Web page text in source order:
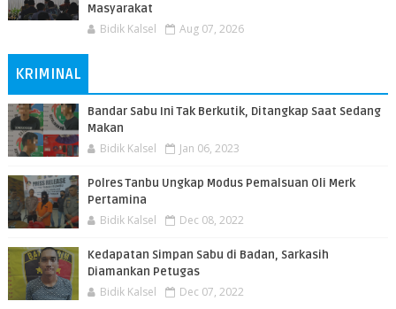
Masyarakat
Bidik Kalsel Aug 07, 2026
KRIMINAL
Bandar Sabu Ini Tak Berkutik, Ditangkap Saat Sedang
Makan
Bidik Kalsel Jan 06, 2023
Polres Tanbu Ungkap Modus Pemalsuan Oli Merk
Pertamina
Bidik Kalsel Dec 08, 2022
Kedapatan Simpan Sabu di Badan, Sarkasih
Diamankan Petugas
Bidik Kalsel Dec 07, 2022